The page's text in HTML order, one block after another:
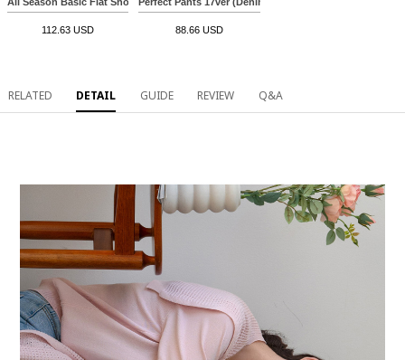
112.63 USD 88.66 USD
RELATED DETAIL GUIDE REVIEW Q&A